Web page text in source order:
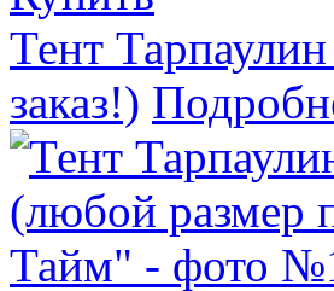
Тент
заказ!)